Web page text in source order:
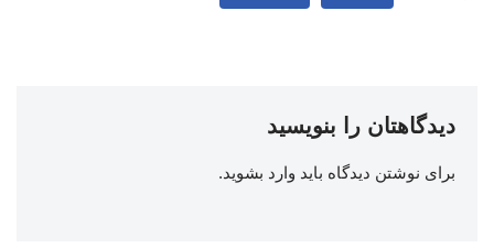
دیدگاهتان را بنویسید
برای نوشتن دیدگاه باید وارد بشوید.